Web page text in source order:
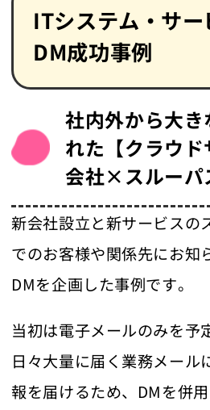
ITシステム・サ
DM成功事例
社内外から大き
れた【クラウ
会社×スルーパ
新会社設立と新サービスの
でのお客様や関係先にお知
DMを企画した事例です。
当初は電子メールのみを予
日々大量に届く業務メール
報を届けるため、DMを併